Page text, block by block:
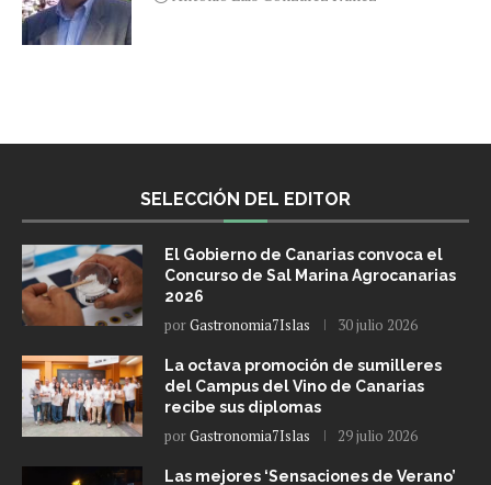
SELECCIÓN DEL EDITOR
El Gobierno de Canarias convoca el
Concurso de Sal Marina Agrocanarias
2026
porGastronomia7Islas 30 julio 2026
La octava promoción de sumilleres
del Campus del Vino de Canarias
recibe sus diplomas
porGastronomia7Islas 29 julio 2026
Las mejores ‘Sensaciones de Verano’